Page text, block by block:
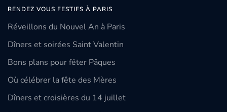
RENDEZ VOUS FESTIFS À PARIS
Réveillons du Nouvel An à Paris
Dîners et soirées Saint Valentin
Bons plans pour fêter Pâques
Où célébrer la fête des Mères
Dîners et croisières du 14 juillet